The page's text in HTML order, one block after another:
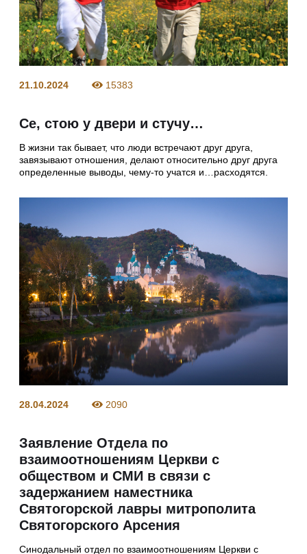
21.10.2024 15383
Се, стою у двери и стучу…
В жизни так бывает, что люди встречают друг друга,
завязывают отношения, делают относительно друг друга
определенные выводы, чему-то учатся и…расходятся.
28.04.2024 2090
Заявление Отдела по
взаимоотношениям Церкви с
обществом и СМИ в связи с
задержанием наместника
Святогорской лавры митрополита
Святогорского Арсения
Синодальный отдел по взаимоотношениям Церкви с